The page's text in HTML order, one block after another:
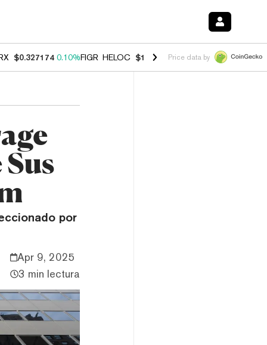
$0.327174 0.10%FIGR_HELOC $1.028 0.80%HYPE $54.34 -
Price data by
por
Apr 9, 2025
3 min lectura